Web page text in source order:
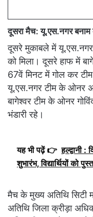
दूसरा मैच: यू.एस.नगर बनाम
दूसरे मुकाबले में
को मिला। दूसरे हाफ में
67वें मिनट में गोल कर
यू.एस.नगर टीम के ओनर
बागेश्वर टीम के ओनर
भंडारी रहे।
यह भी पढ़ें 👉 हल्द्वानी
शुभारंभ, विद्यार्थियों को
मैच के मुख्य अतिथि सिटी
अतिथि जिला क्रीड़ा